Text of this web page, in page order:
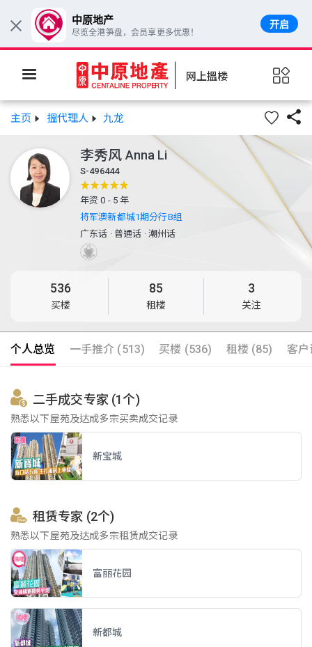
网上搵楼
主页 搵代理人 九龙 
李秀风 Anna Li
S-496444
年资 0 - 5 年
将军澳新都城1期分行B组
广东话 ·普通话 ·潮州话
536
买楼
85
租楼
3
关注
个人总览 一手推介 (513) 买楼 (536) 租楼 (85) 客
二手成交专家 (1个)
熟悉以下屋苑及达成多宗买卖成交记录
新宝城
租赁专家 (2个)
熟悉以下屋苑及达成多宗租赁成交记录
富丽花园
新都城
× 中原地产
尽览全港笋盘，会员享更多优惠！
开启